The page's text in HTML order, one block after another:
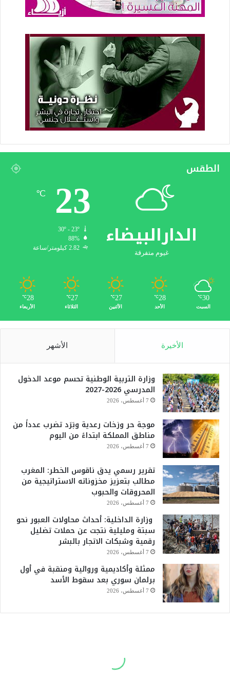
الطقس
الدارالبيضاء
غيوم متفرقة
23
℃
88%
2.82 كيلومتر/ساعة
30
℃
السبت
28
℃
الأحد
27
℃
الأثنين
27
℃
الثلاثاء
28
℃
الأربعاء
الأخيرة الأشهر
وزارة التربية الوطنية تحسم موعد الدخول
المدرسي 2026-2027
7 أغسطس، 2026
موجة حر وزخات رعدية وبَرَد تضرب عدداً من
مناطق المملكة ابتداءً من اليوم
7 أغسطس، 2026
تقرير رسمي يدق ناقوس الخطر: المغرب
مطالب بتعزيز مخزوناته الاستراتيجية من
المحروقات والحبوب
7 أغسطس، 2026
وزارة الداخلية: أحداث محاولات العبور نحو
سبتة ومليلية نتجت عن حملات تضليل
رقمية وشبكات الاتجار بالبشر
7 أغسطس، 2026
ممثلة وأكاديمية وروائية ومنقبة في أول
برلمان سوري بعد سقوط الأسد
7 أغسطس، 2026